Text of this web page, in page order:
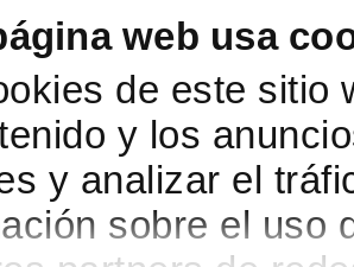
web usa
de este sitio
y los
y analizar el
sobre el uso